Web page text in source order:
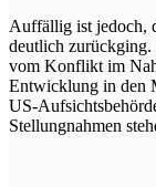
Auffällig ist jedoch,
deutlich
vom Konflikt im
Entwicklung in den
US-
Stellungnahmen